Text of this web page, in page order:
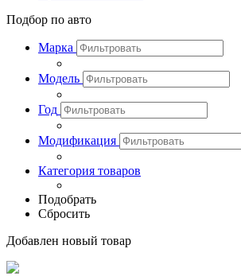
Подбор по авто
Марка
Модель
Год
Модификация
Категория товаров
Подобрать
Сбросить
Добавлен новый товар